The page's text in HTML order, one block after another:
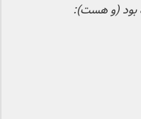
بود (و هست):